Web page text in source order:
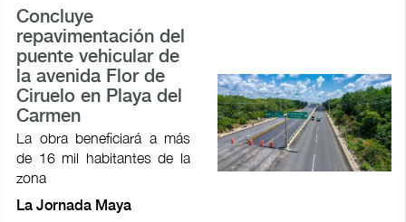
Concluye
repavimentación del
puente vehicular de
la avenida Flor de
Ciruelo en Playa del
Carmen
La obra beneficiará a más
de 16 mil habitantes de la
zona
La Jornada Maya